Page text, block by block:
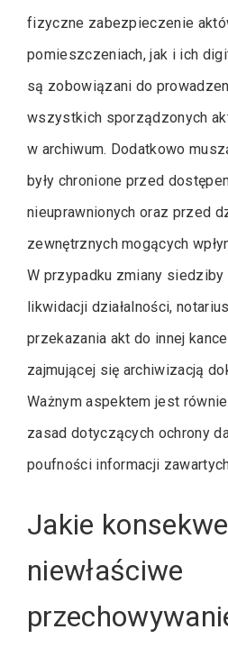
fizyczne zabezpieczenie
pomieszczeniach, jak i ich
są zobowiązani do
wszystkich sporządzonych
w archiwum. Dodatkowo
były chronione przed
nieuprawnionych oraz przed
zewnętrznych mogących
W przypadku zmiany siedziby
likwidacji działalności,
przekazania akt do innej
zajmującej się archiwizacją
Ważnym aspektem jest
zasad dotyczących ochrony
poufności informacji
Jakie
niewłaściwe